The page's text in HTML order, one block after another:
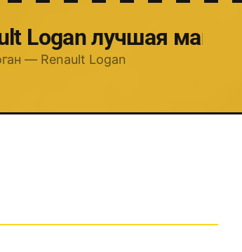
Logan лучшая машина
— Renault Logan